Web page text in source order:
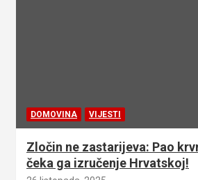
DOMOVINA VIJESTI
Zločin ne zastarijeva: Pao
čeka ga izručenje Hrvatskoj!